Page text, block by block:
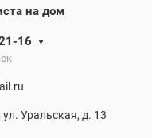
на дом
16
ул. Уральская, д. 13